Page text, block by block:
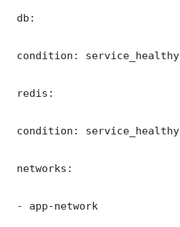
db:
condition: service_healthy
redis:
condition: service_healthy
networks:
- app-network